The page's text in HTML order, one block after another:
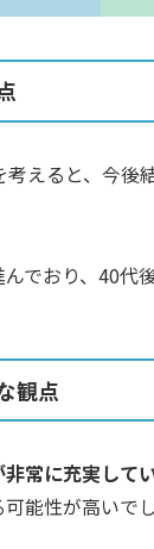
えると、今後
でおり、40代
観点
常に充実して
能性が高いでし